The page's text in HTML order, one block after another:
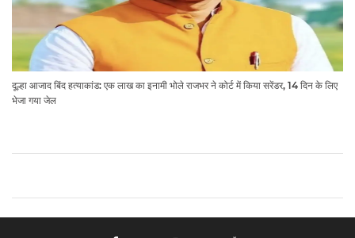
दूल्हा आजाद बिंद हत्याकांड: एक लाख का इनामी भोले राजभर ने कोर्ट में किया सरेंडर, 14 दिन के लिए
भेजा गया जेल